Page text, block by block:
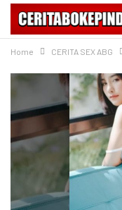
Home CERITA SEX ABG